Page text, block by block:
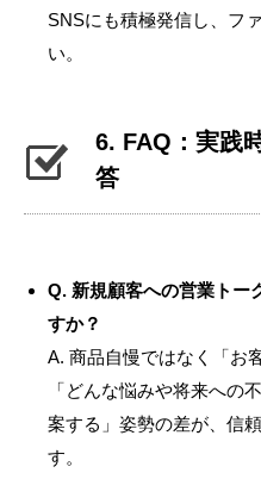
SNSにも積極発信し、フ
い。
6. FAQ：実践
答
Q. 新規顧客への営業トー
すか？
A. 商品自慢ではなく「お
「どんな悩みや将来への
案する」姿勢の差が、信
す。